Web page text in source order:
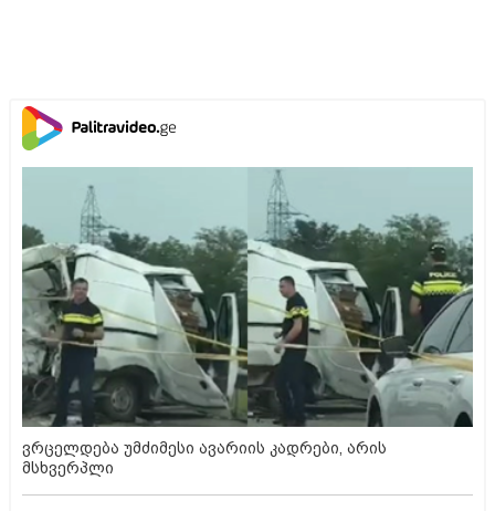
ვრცელდება უმძიმესი ავარიის კადრები, არის
მსხვერპლი